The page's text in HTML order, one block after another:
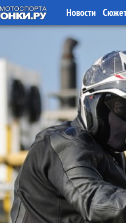
Новости